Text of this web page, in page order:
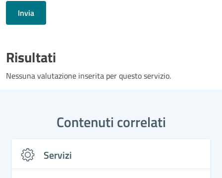
Invia
Risultati
Nessuna valutazione inserita per questo servizio.
Contenuti correlati
Servizi